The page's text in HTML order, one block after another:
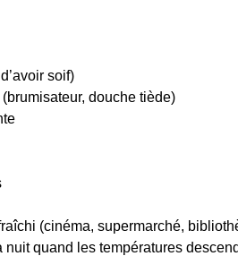
soif)
douche tiède)
(cinéma, supermarché,
nuit quand les températures